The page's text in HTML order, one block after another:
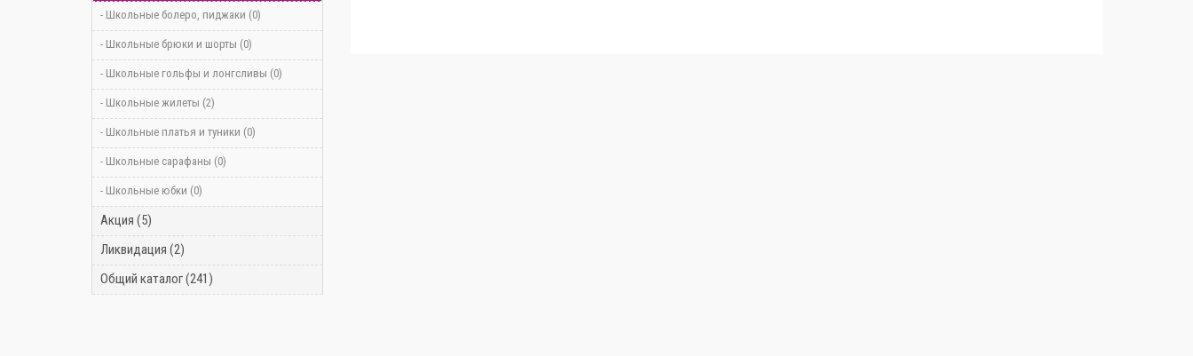
- Школьные болеро, пиджаки (0)
- Школьные брюки и шорты (0)
- Школьные гольфы и лонгсливы (0)
- Школьные жилеты (2)
- Школьные платья и туники (0)
- Школьные сарафаны (0)
- Школьные юбки (0)
Акция (5)
Ликвидация (2)
Общий каталог (241)